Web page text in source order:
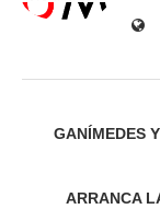
GANÍMEDES
ARRANCA